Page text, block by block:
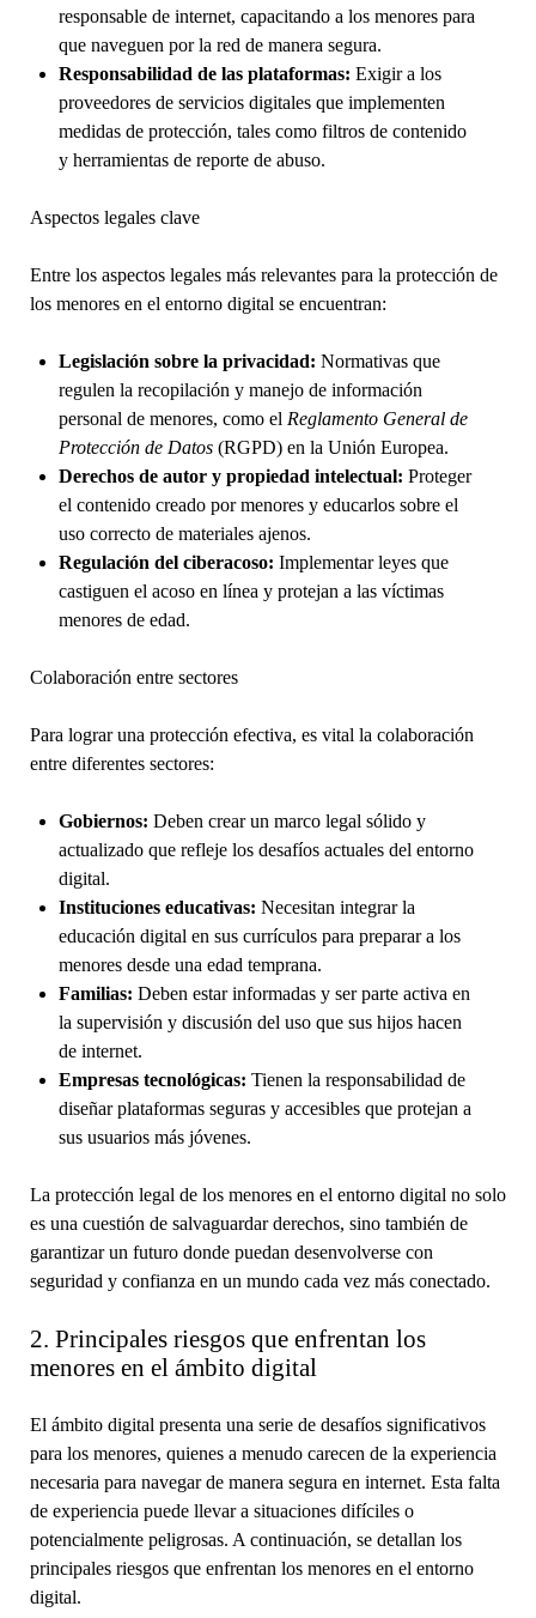
responsable de internet, capacitando a los menores para
que naveguen por la red de manera segura.
Responsabilidad de las plataformas: Exigir a los
proveedores de servicios digitales que implementen
medidas de protección, tales como filtros de contenido
y herramientas de reporte de abuso.
Aspectos legales clave
Entre los aspectos legales más relevantes para la protección de
los menores en el entorno digital se encuentran:
Legislación sobre la privacidad: Normativas que
regulen la recopilación y manejo de información
personal de menores, como el Reglamento General de
Protección de Datos(RGPD) en la Unión Europea.
Derechos de autor y propiedad intelectual: Proteger
el contenido creado por menores y educarlos sobre el
uso correcto de materiales ajenos.
Regulación del ciberacoso: Implementar leyes que
castiguen el acoso en línea y protejan a las víctimas
menores de edad.
Colaboración entre sectores
Para lograr una protección efectiva, es vital la colaboración
entre diferentes sectores:
Gobiernos: Deben crear un marco legal sólido y
actualizado que refleje los desafíos actuales del entorno
digital.
Instituciones educativas: Necesitan integrar la
educación digital en sus currículos para preparar a los
menores desde una edad temprana.
Familias: Deben estar informadas y ser parte activa en
la supervisión y discusión del uso que sus hijos hacen
de internet.
Empresas tecnológicas: Tienen la responsabilidad de
diseñar plataformas seguras y accesibles que protejan a
sus usuarios más jóvenes.
La protección legal de los menores en el entorno digital no solo
es una cuestión de salvaguardar derechos, sino también de
garantizar un futuro donde puedan desenvolverse con
seguridad y confianza en un mundo cada vez más conectado.
2. Principales riesgos que enfrentan los
menores en el ámbito digital
El ámbito digital presenta una serie de desafíos significativos
para los menores, quienes a menudo carecen de la experiencia
necesaria para navegar de manera segura en internet. Esta falta
de experiencia puede llevar a situaciones difíciles o
potencialmente peligrosas. A continuación, se detallan los
principales riesgos que enfrentan los menores en el entorno
digital.